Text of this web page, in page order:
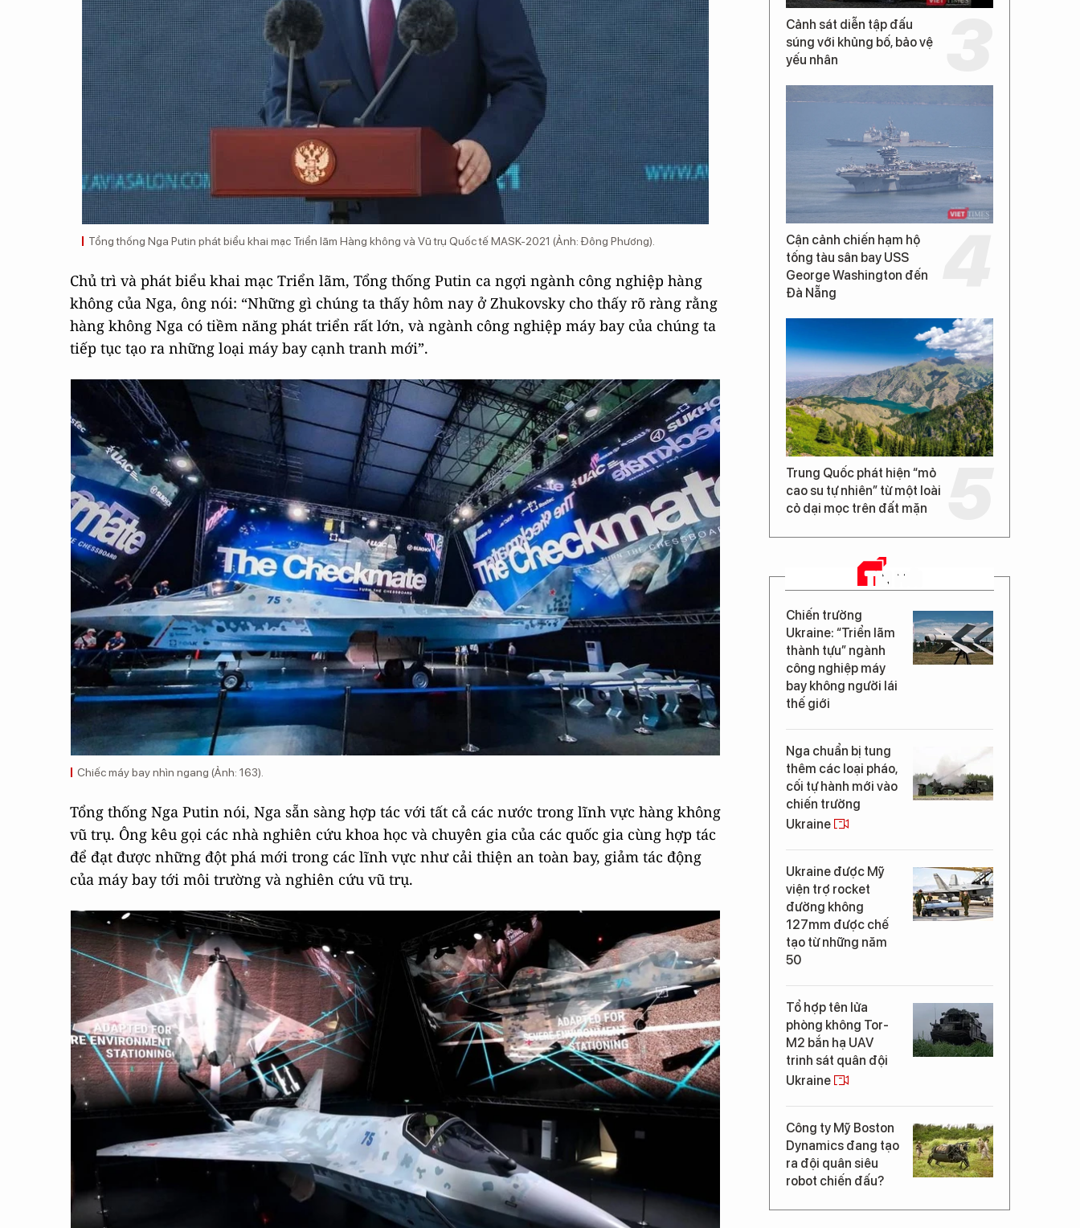
Tổng thống Nga Putin phát biểu khai mạc Triển lãm Hàng không và Vũ trụ Quốc tế MASK-2021 (Ảnh: Đông Phương).
Chủ trì và phát biểu khai mạc Triển lãm, Tổng thống Putin ca ngợi ngành công nghiệp hàng
không của Nga, ông nói: “Những gì chúng ta thấy hôm nay ở Zhukovsky cho thấy rõ ràng rằng
hàng không Nga có tiềm năng phát triển rất lớn, và ngành công nghiệp máy bay của chúng ta
tiếp tục tạo ra những loại máy bay cạnh tranh mới”.
Chiếc máy bay nhìn ngang (Ảnh: 163).
Tổng thống Nga Putin nói, Nga sẵn sàng hợp tác với tất cả các nước trong lĩnh vực hàng không
vũ trụ. Ông kêu gọi các nhà nghiên cứu khoa học và chuyên gia của các quốc gia cùng hợp tác
để đạt được những đột phá mới trong các lĩnh vực như cải thiện an toàn bay, giảm tác động
của máy bay tới môi trường và nghiên cứu vũ trụ.
Cảnh sát diễn tập đấu
súng với khủng bố, bảo vệ
yếu nhân
Cận cảnh chiến hạm hộ
tống tàu sân bay USS
George Washington đến
Đà Nẵng
Trung Quốc phát hiện “mỏ
cao su tự nhiên” từ một loài
cỏ dại mọc trên đất mặn
TIN MỚI
Chiến trường
Ukraine: “Triển lãm
thành tựu” ngành
công nghiệp máy
bay không người lái
thế giới
Nga chuẩn bị tung
thêm các loại pháo,
cối tự hành mới vào
chiến trường
Ukraine
Ukraine được Mỹ
viện trợ rocket
đường không
127mm được chế
tạo từ những năm
50
Tổ hợp tên lửa
phòng không Tor-
M2 bắn hạ UAV
trinh sát quân đội
Ukraine
Công ty Mỹ Boston
Dynamics đang tạo
ra đội quân siêu
robot chiến đấu?